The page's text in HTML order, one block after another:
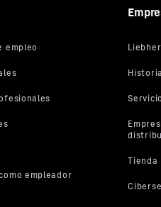
Este vídeo ha sido facilitado por
dirección IP, se transmiten a
tercer país, en particular en EE.
Al pulsar en «ACEPTAR», da su
dar su consentimiento a cada
prefiere poder cargarlos sin este
siempre vídeos de YouTube»,
los que acceda en nuestro sitio
Puede retirar los consentimientos
futuro y evitar que se sigan